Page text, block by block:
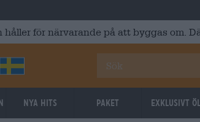
håller för närvarande på att byggas om.
Nya hits Paket Exklusivt Öl